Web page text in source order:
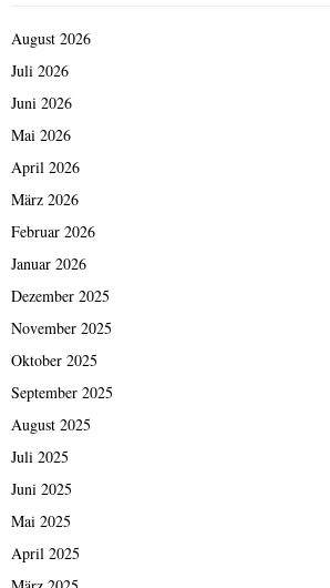
August 2026
Juli 2026
Juni 2026
Mai 2026
April 2026
März 2026
Februar 2026
Januar 2026
Dezember 2025
November 2025
Oktober 2025
September 2025
August 2025
Juli 2025
Juni 2025
Mai 2025
April 2025